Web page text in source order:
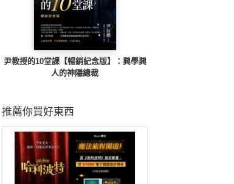
尹教授的10堂課【暢銷紀念版】：興學興
人的神隱總裁
推薦你買好東西